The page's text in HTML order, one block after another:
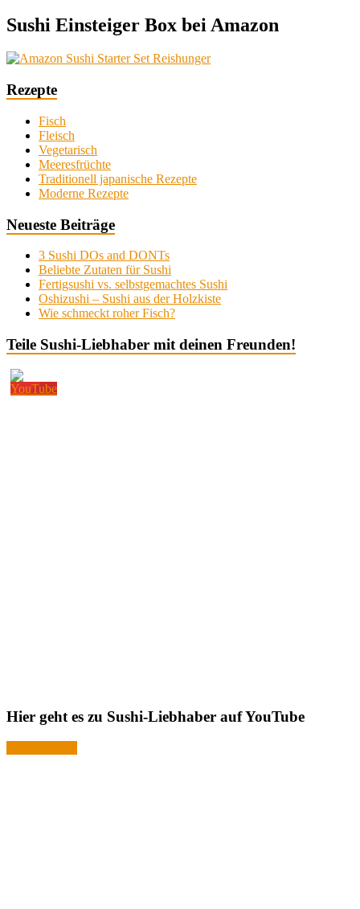
Sushi Einsteiger Box bei Amazon
Rezepte
Fisch
Fleisch
Vegetarisch
Meeresfrüchte
Traditionell japanische Rezepte
Moderne Rezepte
Neueste Beiträge
3 Sushi DOs and DONTs
Beliebte Zutaten für Sushi
Fertigsushi vs. selbstgemachtes Sushi
Oshizushi – Sushi aus der Holzkiste
Wie schmeckt roher Fisch?
Teile Sushi-Liebhaber mit deinen Freunden!
Hier geht es zu Sushi-Liebhaber auf YouTube